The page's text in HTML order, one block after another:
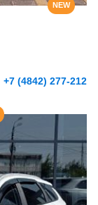
NEW
+7 (4842) 277-212